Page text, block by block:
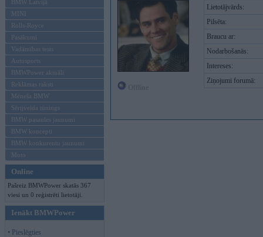
BMW Latvijā
MINI
Rolls-Royce
Pasākumi
Vadāmības tests
Autosports
BMWPower aktuāli
Reklāmas raksti
Mēneša BMW
Sērijveida tūnings
BMW pasaules jaunumi
BMW koncepti
BMW konkurentu jaunumi
Moto
Online
Pašreiz BMWPower skatās 367
viesi un 0 reģistrēti lietotāji.
Ienākt BMWPower
• Pieslēgties
Lietotājvārds:
Pilsēta:
Braucu ar:
Nodarbošanās:
Intereses:
Ziņojumi forumā: